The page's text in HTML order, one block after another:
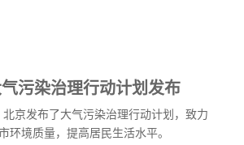
污染治理行动计划发布
京发布了大气污染治理行动计划，致力
环境质量，提高居民生活水平。